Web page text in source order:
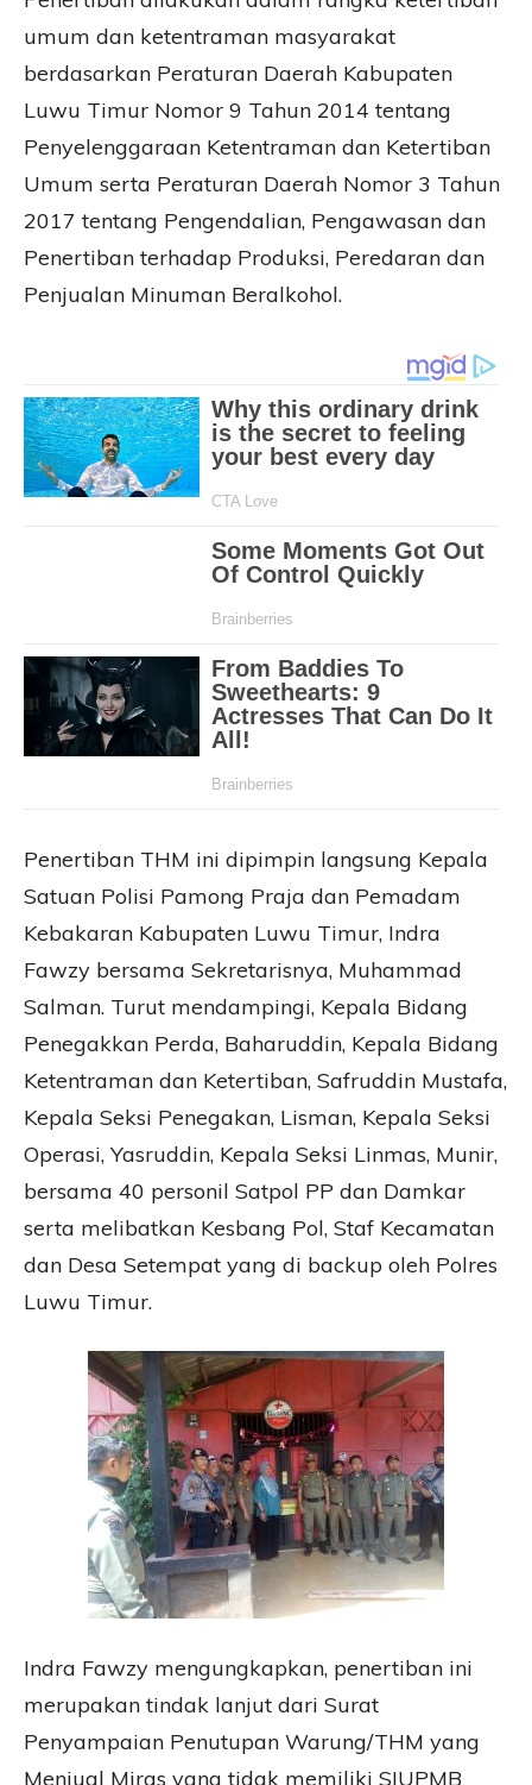
umum dan ketentraman masyarakat
berdasarkan Peraturan Daerah Kabupaten
Luwu Timur Nomor 9 Tahun 2014 tentang
Penyelenggaraan Ketentraman dan Ketertiban
Umum serta Peraturan Daerah Nomor 3 Tahun
2017 tentang Pengendalian, Pengawasan dan
Penertiban terhadap Produksi, Peredaran dan
Penjualan Minuman Beralkohol.
Penertiban THM ini dipimpin langsung Kepala
Satuan Polisi Pamong Praja dan Pemadam
Kebakaran Kabupaten Luwu Timur, Indra
Fawzy bersama Sekretarisnya, Muhammad
Salman. Turut mendampingi, Kepala Bidang
Penegakkan Perda, Baharuddin, Kepala Bidang
Ketentraman dan Ketertiban, Safruddin Mustafa,
Kepala Seksi Penegakan, Lisman, Kepala Seksi
Operasi, Yasruddin, Kepala Seksi Linmas, Munir,
bersama 40 personil Satpol PP dan Damkar
serta melibatkan Kesbang Pol, Staf Kecamatan
dan Desa Setempat yang di backup oleh Polres
Luwu Timur.
Indra Fawzy mengungkapkan, penertiban ini
merupakan tindak lanjut dari Surat
Penyampaian Penutupan Warung/THM yang
Menjual Miras yang tidak memiliki SIUPMB